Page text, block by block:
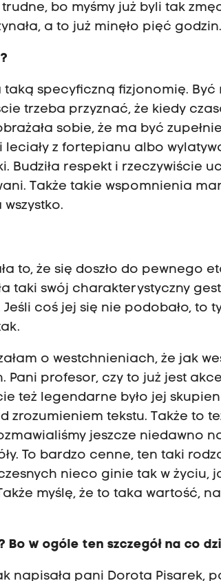
bo myśmy już byli tak
a to już minęło pięć godzin.
taką specyficzną fizjonomię.
trzeba przyznać, że kiedy
sobie, że ma być
z fortepianu albo
Budziła respekt i rzeczywiście
Także takie wspomnienia
to, że się doszło do pewnego
taki swój charakterystyczny
coś jej się nie podobało, to
o westchnieniach, że jak
Pani profesor, czy to już jest
też legendarne było jej
zrozumieniem tekstu. Także to
jeszcze niedawno
To bardzo cenne, ten taki
nieco ginie tak w życiu,
myślę, że to taka wartość,
w ogóle ten szczegół na co
napisała pani Dorota Pisarek,